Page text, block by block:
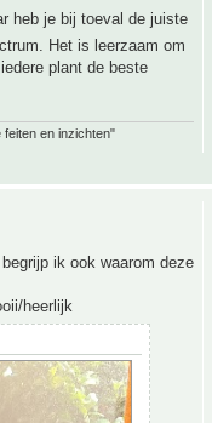
heb je bij toeval de juiste
Het is leerzaam om
plant de beste
feiten en inzichten"
ik ook waarom deze
heerlijk